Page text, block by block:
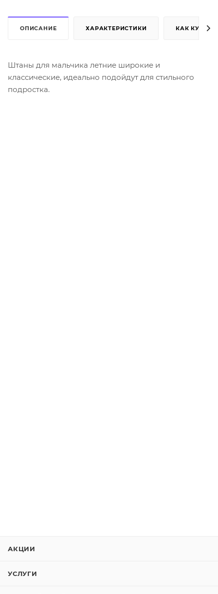
ОПИСАНИЕ ХАРАКТЕРИСТИКИ КАК КУПИТЬ
Штаны для мальчика летние широкие и
классические, идеально подойдут для стильного
подростка.
АКЦИИ
УСЛУГИ